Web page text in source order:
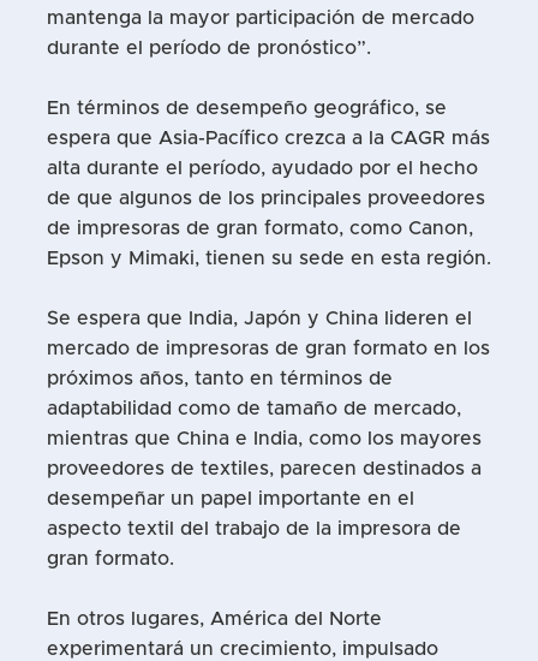
mantenga la mayor participación de mercado
durante el período de pronóstico”.
En términos de desempeño geográfico, se
espera que Asia-Pacífico crezca a la CAGR más
alta durante el período, ayudado por el hecho
de que algunos de los principales proveedores
de impresoras de gran formato, como Canon,
Epson y Mimaki, tienen su sede en esta región.
Se espera que India, Japón y China lideren el
mercado de impresoras de gran formato en los
próximos años, tanto en términos de
adaptabilidad como de tamaño de mercado,
mientras que China e India, como los mayores
proveedores de textiles, parecen destinados a
desempeñar un papel importante en el
aspecto textil del trabajo de la impresora de
gran formato.
En otros lugares, América del Norte
experimentará un crecimiento, impulsado